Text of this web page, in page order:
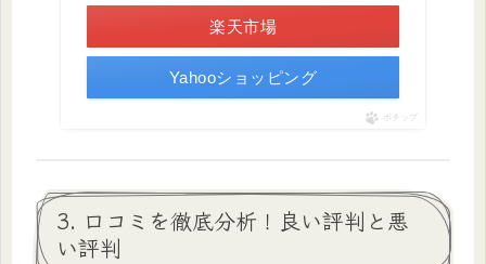
楽天市場
Yahooショッピング
ポチップ
3. 口コミを徹底分析！良い評判と悪
い評判